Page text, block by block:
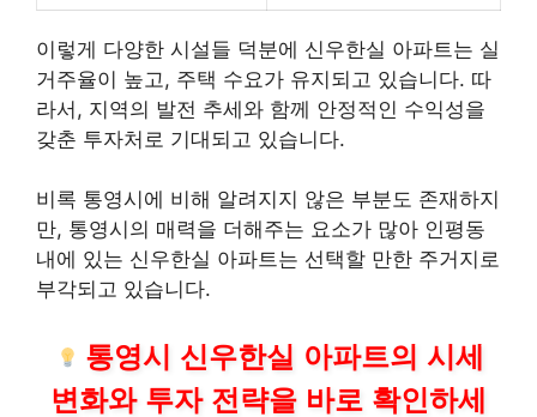
이렇게 다양한 시설들 덕분에 신우한실 아파트는 실
거주율이 높고, 주택 수요가 유지되고 있습니다. 따
라서, 지역의 발전 추세와 함께 안정적인 수익성을
갖춘 투자처로 기대되고 있습니다.
비록 통영시에 비해 알려지지 않은 부분도 존재하지
만, 통영시의 매력을 더해주는 요소가 많아 인평동
내에 있는 신우한실 아파트는 선택할 만한 주거지로
부각되고 있습니다.
통영시 신우한실 아파트의 시세
변화와 투자 전략을 바로 확인하세